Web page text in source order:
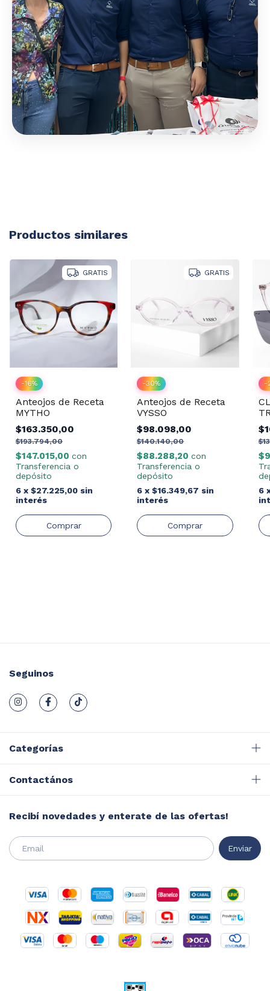
Productos similares
GRATIS
-16%
Anteojos de Receta
MYTHO
$163.350,00
$193.794,00
$147.015,00 con
Transferencia o
depósito
6 x $27.225,00 sin
interés
GRATIS
-30%
Anteojos de Receta
VYSSO
$98.098,00
$140.140,00
$88.288,20con
Transferencia o
depósito
6 x$16.349,67 sin
interés
-
2
6
Seguinos
Categorías
Contactános
Recibí novedades y enterate de las ofertas!